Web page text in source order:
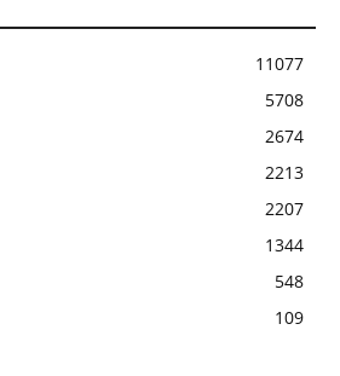
11077
5708
2674
2213
2207
1344
548
109